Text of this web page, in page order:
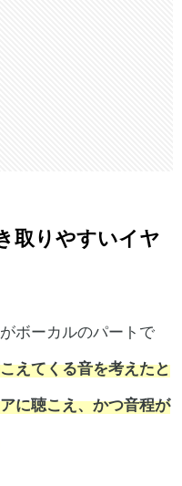
取りやすいイヤ
ボーカルのパートで
えてくる音を考えたと
に聴こえ、かつ音程が